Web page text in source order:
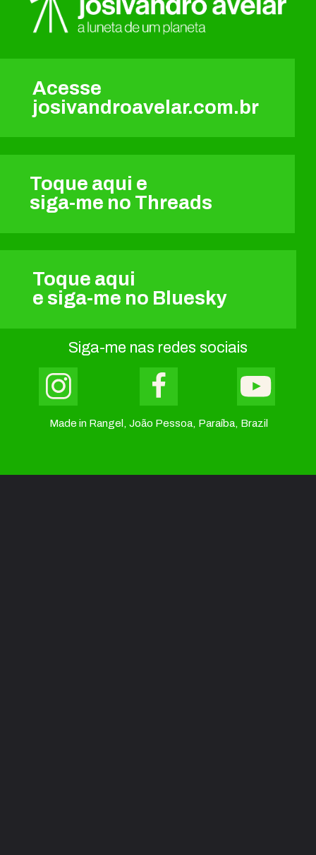
Toque aqui e
siga-me no Threads
Acesse
josivandroavelar.com.br
Toque aqui
e siga-me no Bluesky
Made in Rangel, João Pessoa, Paraíba, Brazil
Siga-me nas redes sociais